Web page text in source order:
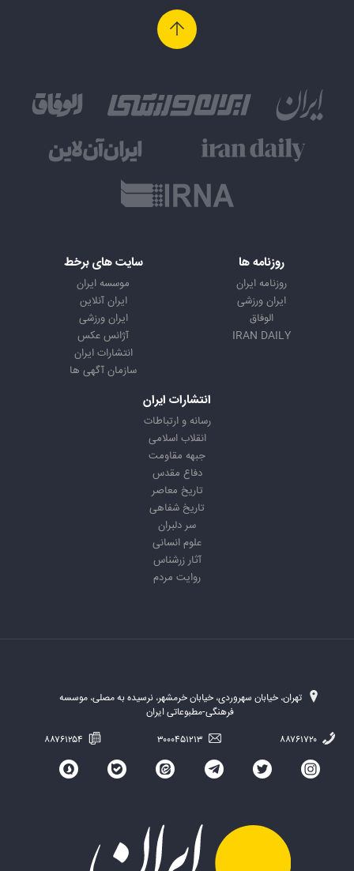
روزنامه ها
روزنامه ایران
ایران ورزشی
الوفاق
IRAN DAILY
سایت های برخط
موسسه ایران
ایران آنلاین
ایران ورزشی
آژانس عکس
انتشارات ایران
سازمان آگهی ها
انتشارات ایران
رسانه و ارتباطات
انقلاب اسلامی
جبهه مقاومت
دفاع مقدس
تاریخ معاصر
تاریخ شفاهی
سر دلبران
علوم انسانی
آثار زرشناس
روایت مردم
تهران، خیابان سهروردی، خیابان خرمشهر، نرسیده به مصلی، موسسه
فرهنگی-مطبوعاتی ایران